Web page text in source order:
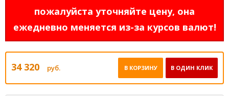
пожалуйста уточняйте цену, она
ежедневно меняется из-за курсов валют!
34 320 руб. В ОДИН КЛИК
В КОРЗИНУ